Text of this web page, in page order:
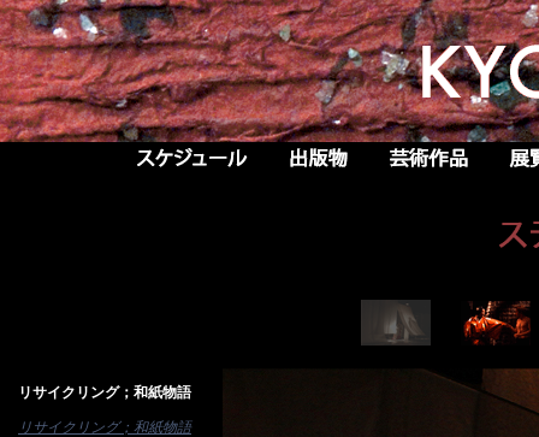
リサイクリング；和紙物語
リサイクリング；和紙物語